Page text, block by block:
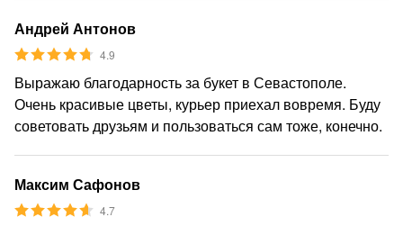
Андрей Антонов
4.9
Выражаю благодарность за букет в Севастополе.
Очень красивые цветы, курьер приехал вовремя. Буду
советовать друзьям и пользоваться сам тоже, конечно.
Максим Сафонов
4.7